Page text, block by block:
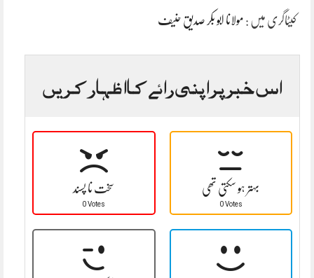
کیٹاگری میں : مولانا ابو بکر صدیق حنیف
اس خبر پر اپنی رائے کا اظہار کریں
سخت نا پسند
0 Votes
بہتر ہو سکتی تھی
0 Votes